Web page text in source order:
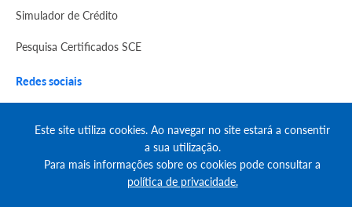
Simulador de Crédito
Pesquisa Certificados SCE
Redes sociais
© Copyright 2023 | CASACERTA. All rights reserved
Este site utiliza cookies. Ao navegar no site estará a consentir
a sua utilização.
Para mais informações sobre os cookies pode consultar a
política de privacidade.